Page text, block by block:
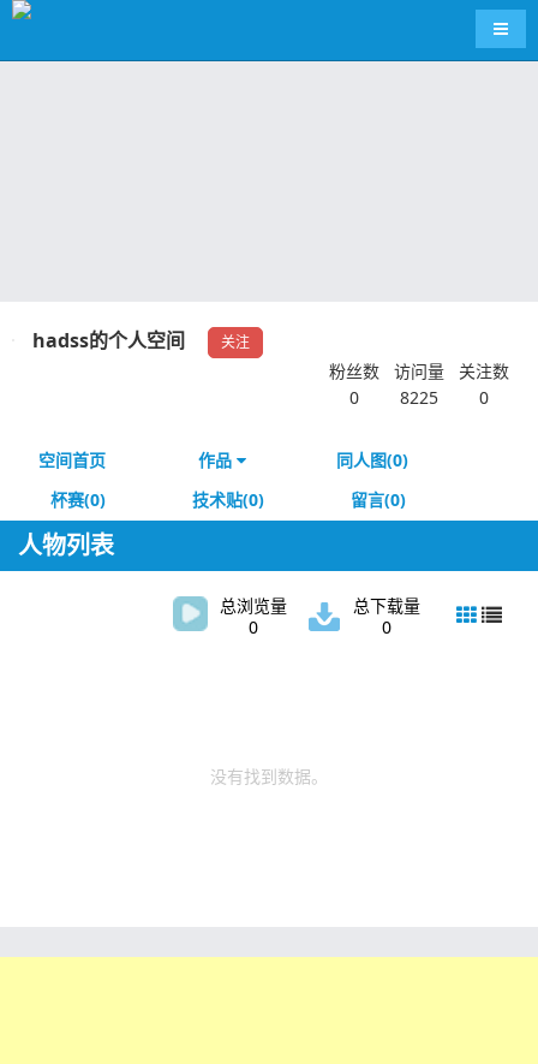
导航
hadss的个人空间 关注
粉丝数
0
访问量
8225
关注数
0
空间首页 作品
同人图(0)
杯赛(0)
技术贴(0) 留言(0)
人物列表
总浏览量
0
总下载量
0
没有找到数据。